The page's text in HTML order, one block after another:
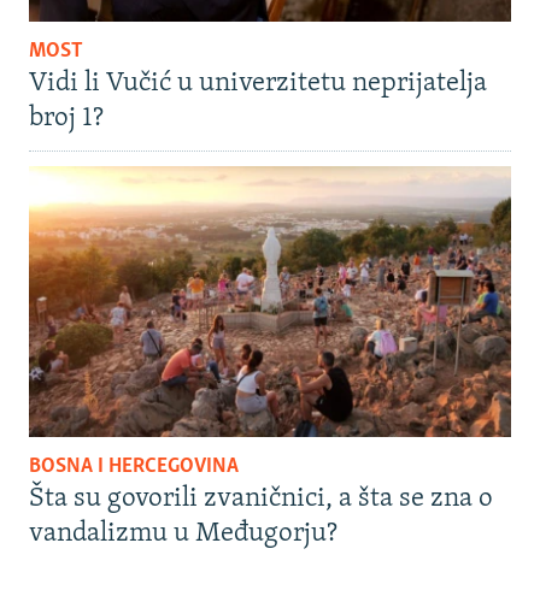
MOST
Vidi li Vučić u univerzitetu neprijatelja
broj 1?
BOSNA I HERCEGOVINA
Šta su govorili zvaničnici, a šta se zna o
vandalizmu u Međugorju?